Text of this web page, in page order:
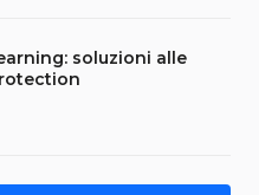
soluzioni alle